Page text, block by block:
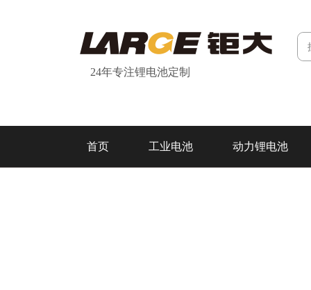
24年专注锂电池定制
首页 工业电池 动力锂电池